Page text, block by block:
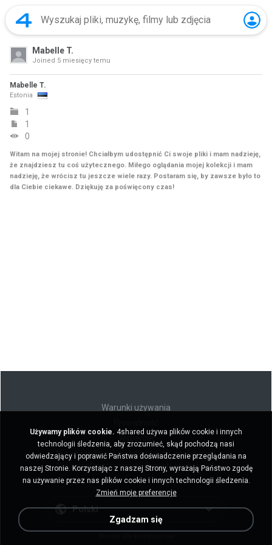
Mabelle T.
Joined 5 miesięcy temu
Mabelle T.
Estonia
1
1
0
Witam na mojej stronie! Chciałbym udostępnić Ci swoje pliki i mam nadzieję,
że znajdziesz tu coś użytecznego. Miłego oglądania mojej kolekcji i mam
nadzieję, że wrócisz tu jeszcze wiele razy. Postaram się, by zawsze było to
dla Ciebie ciekawe. Dziękuję za poświęcony czas!
Warunki używania
Nie sprzedawaj moich danych osobowych
Nie udostępniaj moich danych osobowych
Polski
Używamy plików cookie. 4shared używa plików cookie i innych
technologii śledzenia, aby zrozumieć, skąd pochodzą nasi
odwiedzający i poprawić Państwa doświadczenie przeglądania na
naszej Stronie. Korzystając z naszej Strony, wyrażają Państwo zgodę
na używanie przez nas plików cookie i innych technologii śledzenia.
Zmień moje preferencje
Zgadzam się